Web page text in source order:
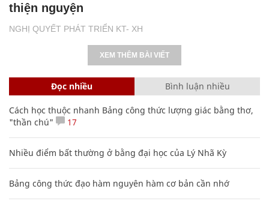
NGHỊ QUYẾT PHÁT TRIỂN KT- XH
thiện nguyện
XEM THÊM BÀI VIẾT
Đọc nhiều Bình luận nhiều
Cách học thuộc nhanh Bảng công thức lượng giác bằng thơ,
"thần chú"
17
Nhiều điểm bất thường ở bằng đại học của Lý Nhã Kỳ
Bảng công thức đạo hàm nguyên hàm cơ bản cần nhớ